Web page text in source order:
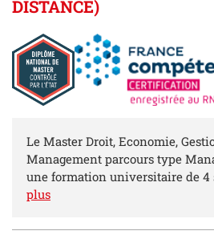
DISTANCE)
Résumé
Le Master Droit, Economie,
Management parcours type
une formation universitaire de 4
plus